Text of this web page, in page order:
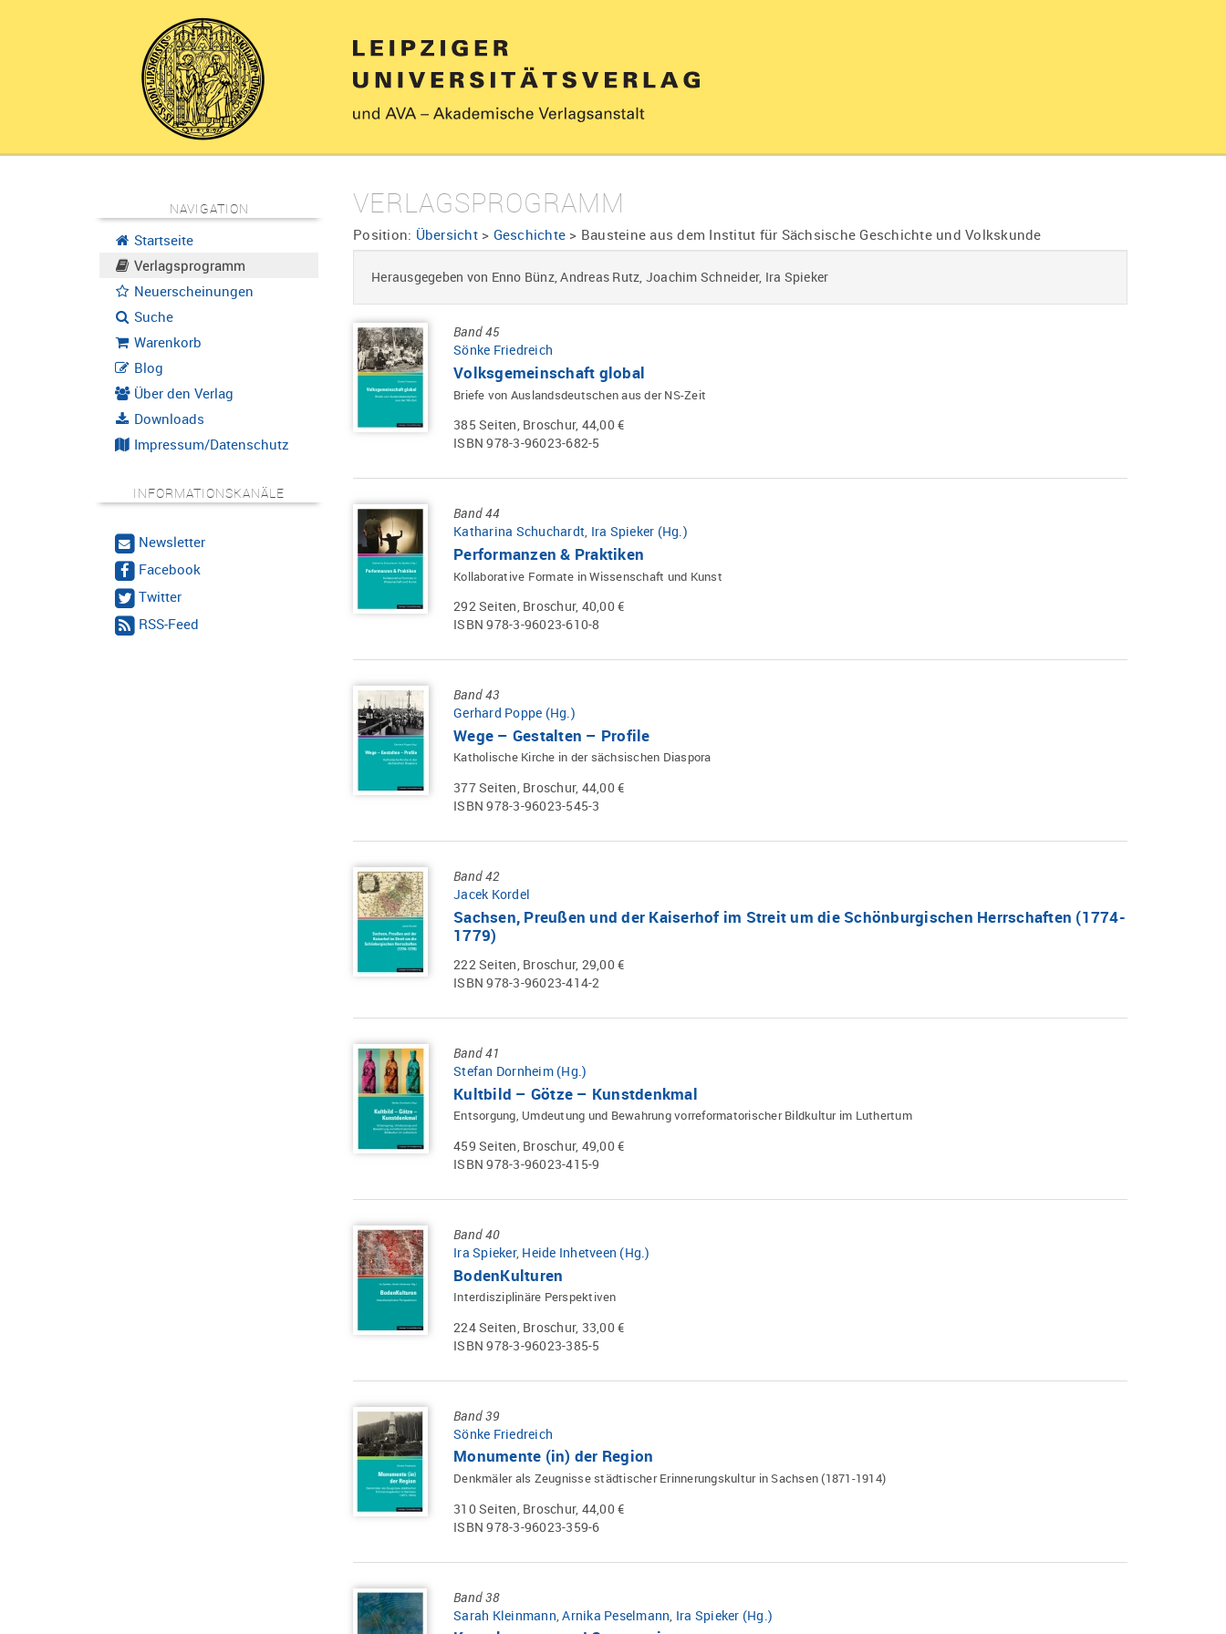
NAVIGATION
Startseite
Verlagsprogramm
Neuerscheinungen
Suche
Warenkorb
Blog
Über den Verlag
Downloads
Impressum/Datenschutz
INFORMATIONSKANÄLE
Newsletter
Facebook
Twitter
RSS-Feed
VERLAGSPROGRAMM
Position: Übersicht> Geschichte > Bausteine aus dem Institut für Sächsische Geschichte und Volkskunde
Herausgegeben von Enno Bünz, Andreas Rutz, Joachim Schneider, Ira Spieker
Band 45
Sönke Friedreich
Volksgemeinschaft global
Briefe von Auslandsdeutschen aus der NS-Zeit
385 Seiten, Broschur, 44,00 €
ISBN 978-3-96023-682-5
Band 44
Katharina Schuchardt, Ira Spieker (Hg.)
Performanzen & Praktiken
Kollaborative Formate in Wissenschaft und Kunst
292 Seiten, Broschur, 40,00 €
ISBN 978-3-96023-610-8
Band 43
Gerhard Poppe (Hg.)
Wege – Gestalten – Profile
Katholische Kirche in der sächsischen Diaspora
377 Seiten, Broschur, 44,00 €
ISBN 978-3-96023-545-3
Band 42
Jacek Kordel
Sachsen, Preußen und der Kaiserhof im Streit um die Schönburgischen Herrschaften (1774-
1779)
222 Seiten, Broschur, 29,00 €
ISBN 978-3-96023-414-2
Band 41
Stefan Dornheim (Hg.)
Kultbild – Götze – Kunstdenkmal
Entsorgung, Umdeutung und Bewahrung vorreformatorischer Bildkultur im Luthertum
459 Seiten, Broschur, 49,00 €
ISBN 978-3-96023-415-9
Band 40
Ira Spieker, Heide Inhetveen (Hg.)
BodenKulturen
Interdisziplinäre Perspektiven
224 Seiten, Broschur, 33,00 €
ISBN 978-3-96023-385-5
Band 39
Sönke Friedreich
Monumente (in) der Region
Denkmäler als Zeugnisse städtischer Erinnerungskultur in Sachsen (1871-1914)
310 Seiten, Broschur, 44,00 €
ISBN 978-3-96023-359-6
Band 38
Sarah Kleinmann ,Arnika Peselmann Ira Spieker (Hg.)